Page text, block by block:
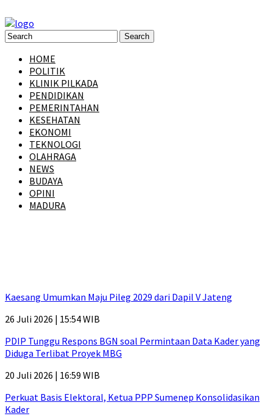
HOME
POLITIK
KLINIK PILKADA
PENDIDIKAN
PEMERINTAHAN
KESEHATAN
EKONOMI
TEKNOLOGI
OLAHRAGA
NEWS
BUDAYA
OPINI
MADURA
Kaesang Umumkan Maju Pileg 2029 dari Dapil V Jateng
26 Juli 2026 | 15:54 WIB
PDIP Tunggu Respons BGN soal Permintaan Data Kader yang
Diduga Terlibat Proyek MBG
20 Juli 2026 | 16:59 WIB
Perkuat Basis Elektoral, Ketua PPP Sumenep Konsolidasikan
Kader